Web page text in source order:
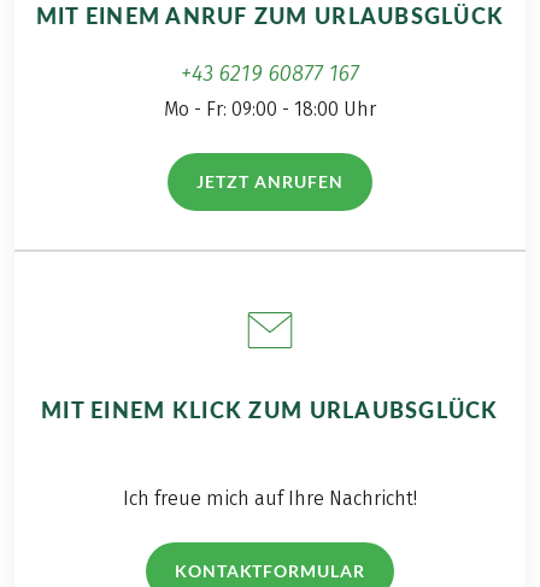
MIT EINEM ANRUF ZUM URLAUBSGLÜCK
+43 6219 60877 167
Mo - Fr: 09:00 - 18:00 Uhr
JETZT ANRUFEN(LINK ÖFFNET IN NEUEM TAB)
MIT EINEM KLICK ZUM URLAUBSGLÜCK
Ich freue mich auf Ihre Nachricht!
KONTAKTFORMULAR